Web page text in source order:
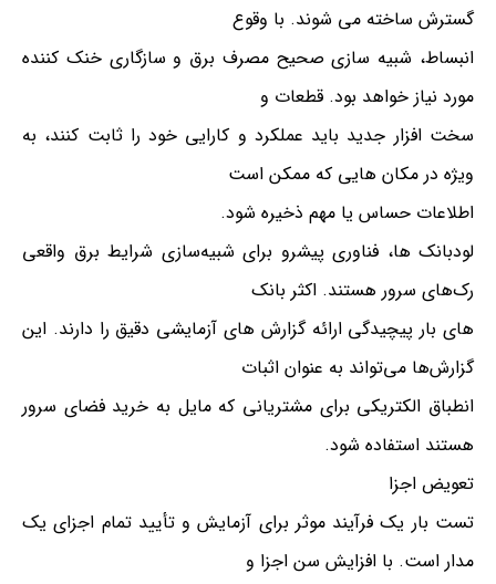
گسترش ساخته می شوند. با وقوع
انبساط، شبیه سازی صحیح مصرف برق و سازگاری خنک کننده
مورد نیاز خواهد بود. قطعات و
سخت افزار جدید باید عملکرد و کارایی خود را ثابت کنند، به
ویژه در مکان هایی که ممکن است
اطلاعات حساس یا مهم ذخیره شود.
لودبانک ها، فناوری پیشرو برای شبیه‌سازی شرایط برق واقعی
رک‌های سرور هستند. اکثر بانک
های بار پیچیدگی ارائه گزارش های آزمایشی دقیق را دارند. این
گزارش‌ها می‌تواند به عنوان اثبات
انطباق الکتریکی برای مشتریانی که مایل به خرید فضای سرور
هستند استفاده شود.
تعویض اجزا
تست بار یک فرآیند موثر برای آزمایش و تأیید تمام اجزای یک
مدار است. با افزایش سن اجزا و